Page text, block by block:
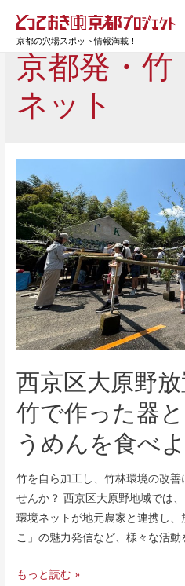
京都の穴場スポット情報満載！
京都発・竹
ネット
西京区大原野
竹で作った器
うめんを食べ
竹を自ら加工し、竹林環境の改
せんか？ 西京区大原野地域では
環境ネットが地元農家と連携し
こ」の魅力発信など、様々な活
もっと読む »